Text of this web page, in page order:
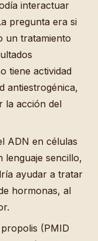
interactuar
pregunta era si
un tratamiento
tiene actividad
antiestrogénica,
la acción del
ADN en células
lenguaje sencillo,
ayudar a tratar
hormonas, al
(PMID